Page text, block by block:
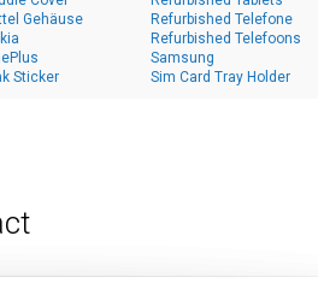
Gehäuse
Sticker
Refurbished Telefone
Refurbished Telefoons
Samsung
Sim Card Tray Holder